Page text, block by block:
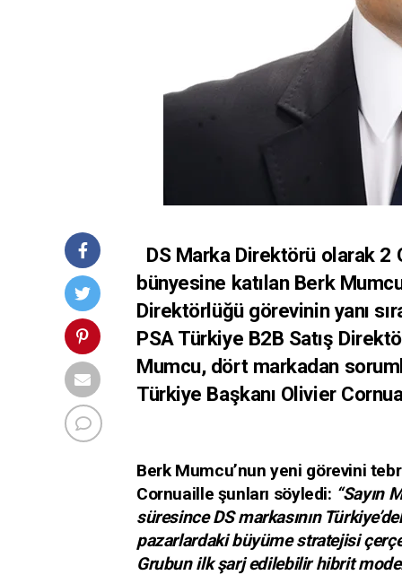
DS Marka Direktörü olarak
bünyesine katılan Berk
Direktörlüğü görevinin yanı
PSA Türkiye B2B Satış
Mumcu, dört markadan
Türkiye Başkanı Olivier
Berk Mumcu’nun yeni görevini
Cornuaille şunları söyledi: “Sayın
süresince DS markasının
pazarlardaki büyüme stratejisi
Grubun ilk şarj edilebilir hibrit